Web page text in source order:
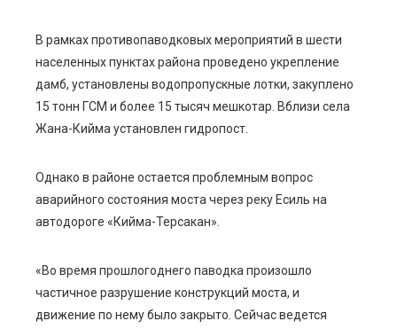
В рамках противопаводковых мероприятий в шести
населенных пунктах района проведено укрепление
дамб, установлены водопропускные лотки, закуплено
15 тонн ГСМ и более 15 тысяч мешкотар. Вблизи села
Жана-Кийма установлен гидропост.
Однако в районе остается проблемным вопрос
аварийного состояния моста через реку Есиль на
автодороге «Кийма-Терсакан».
«Во время прошлогоднего паводка произошло
частичное разрушение конструкций моста, и
движение по нему было закрыто. Сейчас ведется